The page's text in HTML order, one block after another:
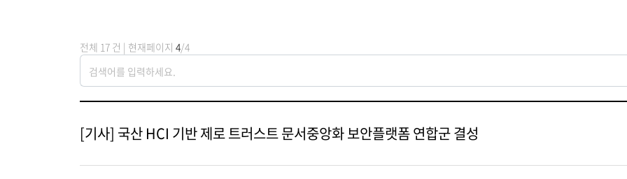
전체 17 건 | 현재페이지 4/4
[기사] 국산 HCI 기반 제로 트러스트 문서중앙화 보안플랫폼 연합군 결성